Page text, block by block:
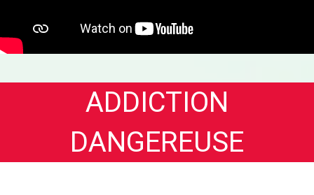
ADDICTION
DANGEREUSE